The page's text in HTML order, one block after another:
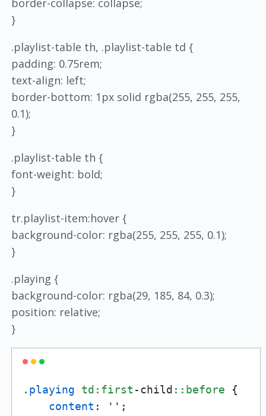
border-collapse: collapse;
}
.playlist-table th, .playlist-table td {
padding: 0.75rem;
text-align: left;
border-bottom: 1px solid rgba(255, 255, 255,
0.1);
}
.playlist-table th {
font-weight: bold;
}
tr.playlist-item:hover {
background-color: rgba(255, 255, 255, 0.1);
}
.playing {
background-color: rgba(29, 185, 84, 0.3);
position: relative;
}
.playing td :first -child ::before {
content : '' ;